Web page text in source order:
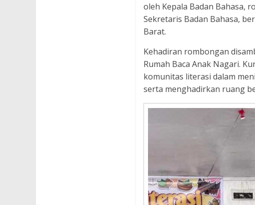
oleh Kepala Badan Bahasa,
Sekretaris Badan Bahasa,
Barat.
Kehadiran rombongan
Rumah Baca Anak Nagari.
komunitas literasi dalam
serta menghadirkan ruang